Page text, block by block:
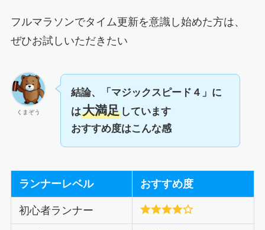
フルマラソンでタイム更新を意識し始めた方は、
ぜひお試しいただきたい
くまぞう
結論、「マジックスピード４」に
は大満足しています
おすすめ度はこんな感
ランナーレベル おすすめ度
初心者ランナー